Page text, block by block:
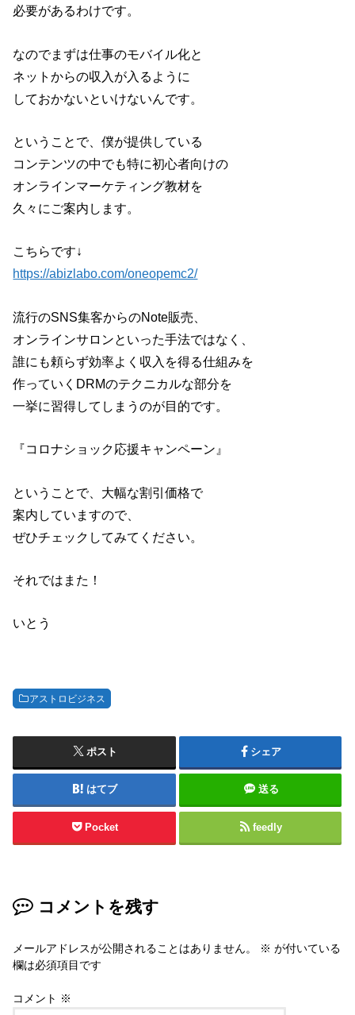
必要があるわけです。
なのでまずは仕事のモバイル化と
ネットからの収入が入るように
しておかないといけないんです。
ということで、僕が提供している
コンテンツの中でも特に初心者向けの
オンラインマーケティング教材を
久々にご案内します。
こちらです↓
https://abizlabo.com/oneopemc2/
流行のSNS集客からのNote販売、
オンラインサロンといった手法ではなく、
誰にも頼らず効率よく収入を得る仕組みを
作っていくDRMのテクニカルな部分を
一挙に習得してしまうのが目的です。
『コロナショック応援キャンペーン』
ということで、大幅な割引価格で
案内していますので、
ぜひチェックしてみてください。
それではまた！
いとう
アストロビジネス
ポスト シェア
はてブ 送る
Pocket feedly
コメントを残す
メールアドレスが公開されることはありません。 ※ が付いている
欄は必須項目です
コメント ※